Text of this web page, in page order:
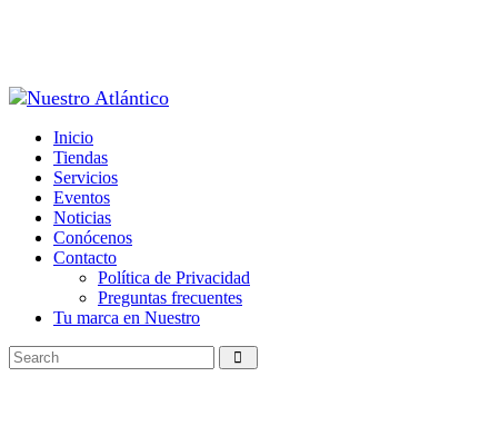
Inicio
Tiendas
Servicios
Eventos
Noticias
Conócenos
Contacto
Política de Privacidad
Preguntas frecuentes
Tu marca en Nuestro